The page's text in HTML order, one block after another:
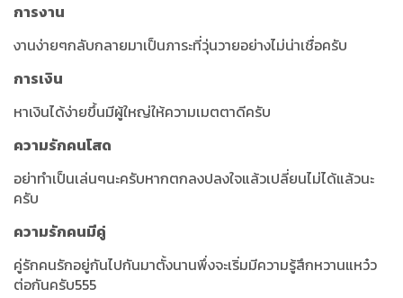
การงาน
งานง่ายๆกลับกลายมาเป็นภาระที่วุ่นวายอย่างไม่น่าเชื่อครับ
การเงิน
หาเงินได้ง่ายขึ้นมีผู้ใหญ่ให้ความเมตตาดีครับ
ความรักคนโสด
อย่าทำเป็นเล่นๆนะครับหากตกลงปลงใจแล้วเปลี่ยนไม่ได้แล้วนะ
ครับ
ความรักคนมีคู่
คู่รักคนรักอยู่กันไปกันมาตั้งนานพึ่งจะเริ่มมีความรู้สึกหวานแหว๋ว
ต่อกันครับ555